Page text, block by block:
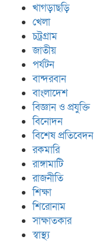
খাগড়াছড়ি
খেলা
চট্রগ্রাম
জাতীয়
পর্যটন
বান্দরবান
বাংলাদেশ
বিজ্ঞান ও প্রযুক্তি
বিনোদন
বিশেষ প্রতিবেদন
রকমারি
রাঙ্গামাটি
রাজনীতি
শিক্ষা
শিরোনাম
সাক্ষাতকার
স্বাস্থ্য